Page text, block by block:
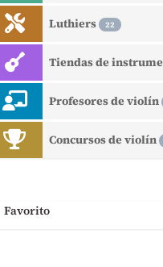
Luthiers 22
Profesores de violín
Concursos de violín
Favorito